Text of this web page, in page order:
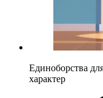
Единоборства
характер